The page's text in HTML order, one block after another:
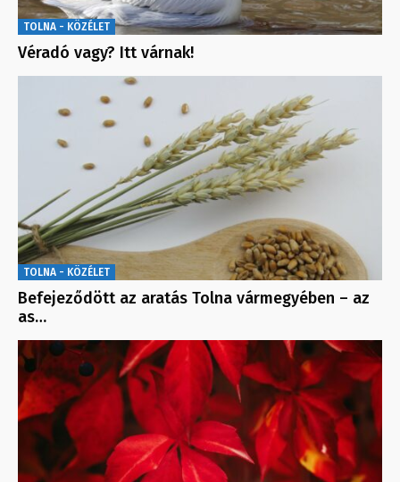
TOLNA - KÖZÉLET
Véradó vagy? Itt várnak!
TOLNA - KÖZÉLET
Befejeződött az aratás Tolna vármegyében – az
as…